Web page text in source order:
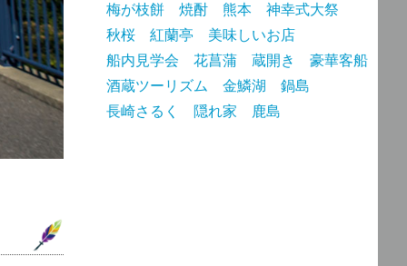
梅が枝餅
焼酎 熊本
神幸式大祭
秋桜
紅蘭亭
美味しいお店
船内見学会
花菖蒲 蔵開き
豪華客船
酒蔵ツーリズム
金鱗湖
鍋島
長崎さるく
隠れ家 鹿島